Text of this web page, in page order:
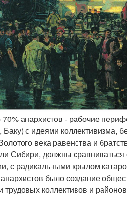
70% анархистов - рабочие
с идеями коллективизма,
века равенства и
Сибири, должны
с радикальными крылом
было создание
трудовых коллективов и